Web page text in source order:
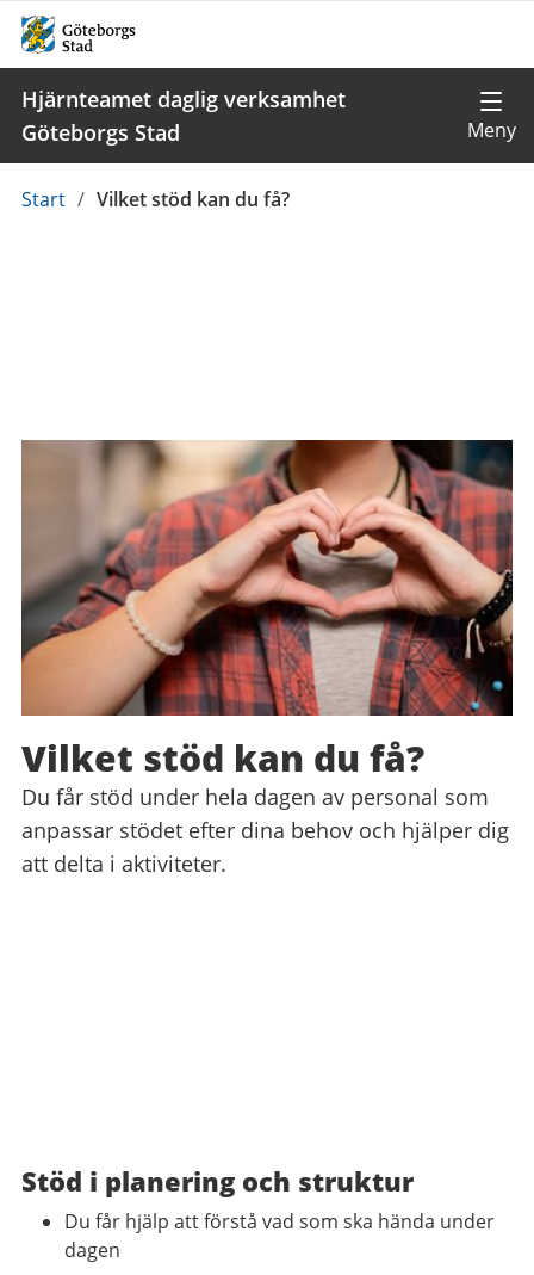
Hjärnteamet daglig verksamhet
Göteborgs Stad
Du
Start / Vilket stöd kan du få?
Vilket stöd kan du få?
Du får stöd under hela dagen av personal som
anpassar stödet efter dina behov och hjälper dig
att delta i aktiviteter.
Stöd i planering och struktur
Du får hjälp att förstå vad som ska hända under
dagen